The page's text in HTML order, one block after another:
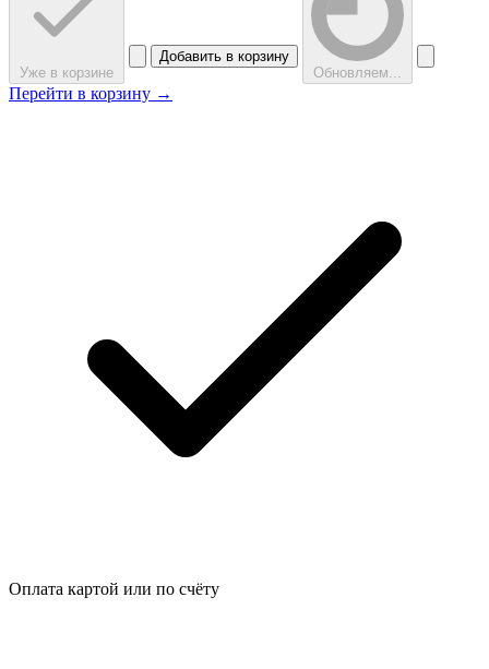
Уже в корзине
Добавить в корзину
Обновляем...
Перейти в корзину →
Оплата картой или по счёту